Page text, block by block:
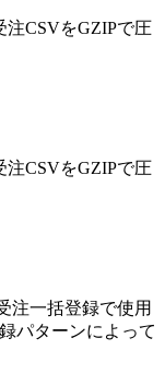
注CSVをGZIPで圧
注CSVをGZIPで圧
注一括登録で使用
パターンによって